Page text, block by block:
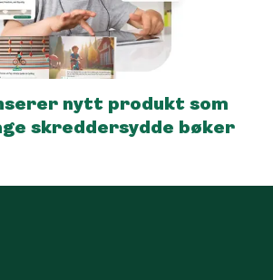
nytt produkt som
skreddersydde bøker